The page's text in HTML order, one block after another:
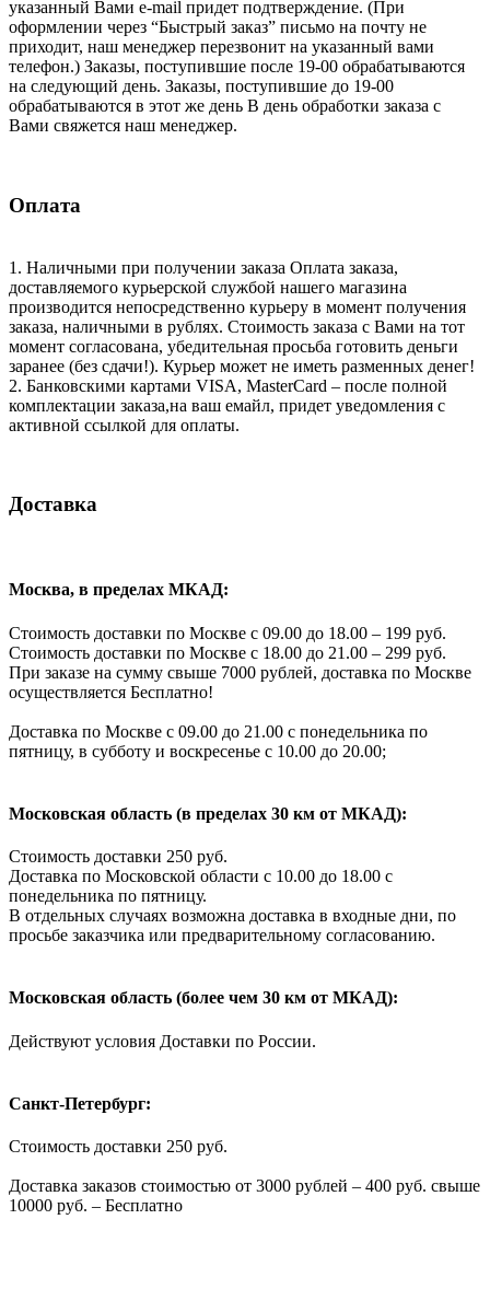
указанный Вами e-mail придет подтверждение. (При
оформлении через “Быстрый заказ” письмо на почту не
приходит, наш менеджер перезвонит на указанный вами
телефон.) Заказы, поступившие после 19-00 обрабатываются
на следующий день. Заказы, поступившие до 19-00
обрабатываются в этот же день В день обработки заказа с
Вами свяжется наш менеджер.
Оплата
1. Наличными при получении заказа Оплата заказа,
доставляемого курьерской службой нашего магазина
производится непосредственно курьеру в момент получения
заказа, наличными в рублях. Стоимость заказа с Вами на тот
момент согласована, убедительная просьба готовить деньги
заранее (без сдачи!). Курьер может не иметь разменных денег!
2. Банковскими картами VISA, MasterCard – после полной
комплектации заказа,на ваш емайл, придет уведомления с
активной ссылкой для оплаты.
Доставка
Москва, в пределах МКАД:
Стоимость доставки по Москве с 09.00 до 18.00 – 199 руб.
Стоимость доставки по Москве с 18.00 до 21.00 – 299 руб.
При заказе на сумму свыше 7000 рублей, доставка по Москве
осуществляется Бесплатно!
Доставка по Москве с 09.00 до 21.00 с понедельника по
пятницу, в субботу и воскресенье с 10.00 до 20.00;
Московская область (в пределах 30 км от МКАД):
Стоимость доставки 250 руб.
Доставка по Московской области с 10.00 до 18.00 с
понедельника по пятницу.
В отдельных случаях возможна доставка в входные дни, по
просьбе заказчика или предварительному согласованию.
Московская область (более чем 30 км от МКАД):
Действуют условия Доставки по России.
Санкт-Петербург:
Стоимость доставки 250 руб.
Доставка заказов стоимостью от 3000 рублей – 400 руб. свыше
10000 руб. – Бесплатно